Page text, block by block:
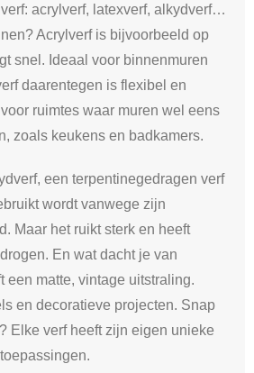
acrylverf, latexverf, alkydverf…
Acrylverf is bijvoorbeeld op
snel. Ideaal voor binnenmuren
daarentegen is flexibel en
ruimtes waar muren wel eens
zoals keukens en badkamers.
een terpentinegedragen verf
wordt vanwege zijn
Maar het ruikt sterk en heeft
En wat dacht je van
een matte, vintage uitstraling.
en decoratieve projecten. Snap
Elke verf heeft zijn eigen unieke